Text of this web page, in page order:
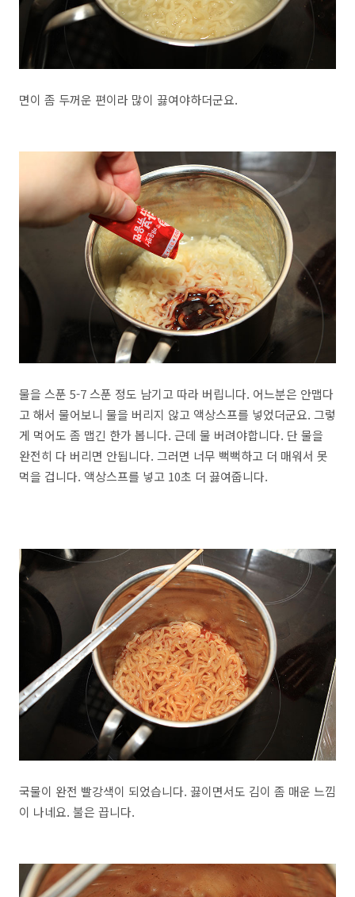
면이 좀 두꺼운 편이라 많이 끓여야하더군요.
물을 스푼 5-7 스푼 정도 남기고 따라 버립니다. 어느분은 안맵다
고 해서 물어보니 물을 버리지 않고 액상스프를 넣었더군요. 그렇
게 먹어도 좀 맵긴 한가 봅니다. 근데 물 버려야합니다. 단 물을
완전히 다 버리면 안됩니다. 그러면 너무 뻑뻑하고 더 매워서 못
먹을 겁니다. 액상스프를 넣고 10초 더 끓여줍니다.
국물이 완전 빨강색이 되었습니다. 끓이면서도 김이 좀 매운 느낌
이 나네요. 불은 끕니다.